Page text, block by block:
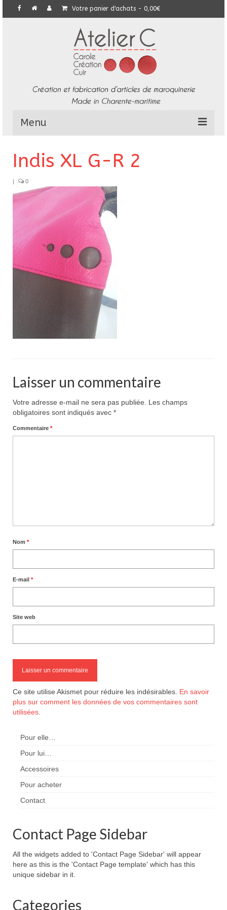
Votre panier d'achats - 0,00€
Menu
L’Atelier
Commandes particulières
E-Boutique
Pour acheter
Contact
Indis XL G-R 2
| 0
Laisser un commentaire
Votre adresse e-mail ne sera pas publiée.
Les champs
obligatoires sont indiqués avec *
Commentaire *
Nom *
E-mail *
Site web
Ce site utilise Akismet pour réduire les indésirables. En savoir
plus sur comment les données de vos commentaires sont
utilisées
Pour elle…
Pour lui…
Accessoires
Pour acheter
Contact
Contact Page Sidebar
All the widgets added to 'Contact Page Sidebar' will appear
here as this is the 'Contact Page template' which has this
unique sidebar in it.
Categories